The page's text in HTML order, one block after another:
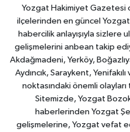
Yozgat Hakimiyet Gazetesi
ilçelerinden en güncel
habercilik anlayışıyla sizlere
gelişmelerini anbean takip
Akdağmadeni, Yerköy,
Aydıncık, Saraykent,
noktasındaki önemli
Sitemizde, Yozgat
haberlerinden Yozgat
gelişmelerine, Yozgat vefat